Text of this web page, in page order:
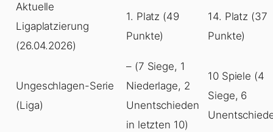
Aktuelle
Ligaplatzierung
(26.04.2026)
1. Platz (49
Punkte)
14. Platz (37
Punkte)
Ungeschlagen-Serie
(Liga)
– (7 Siege, 1
Niederlage, 2
Unentschieden
in letzten 10)
10 Spiele (4
Siege, 6